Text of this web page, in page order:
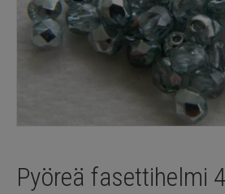
Pyöreä fasettihelmi